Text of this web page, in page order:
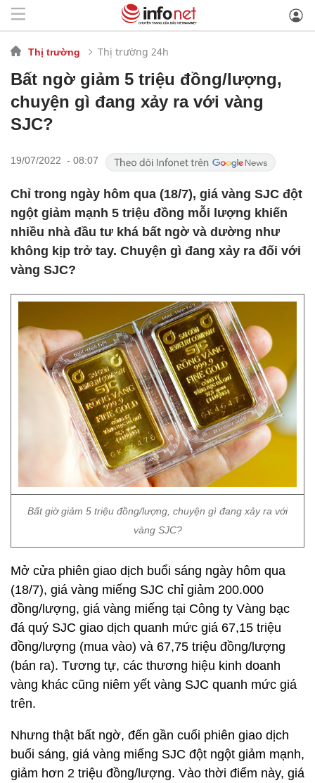
Thị trường Thị trường 24h
Bất ngờ giảm 5 triệu đồng/lượng,
chuyện gì đang xảy ra với vàng
SJC?
19/07/2022 - 08:07
Chỉ trong ngày hôm qua (18/7), giá vàng SJC đột
ngột giảm mạnh 5 triệu đồng mỗi lượng khiến
nhiều nhà đầu tư khá bất ngờ và dường như
không kịp trở tay. Chuyện gì đang xảy ra đối với
vàng SJC?
Bất giờ giảm 5 triệu đồng/lượng, chuyện gì đang xảy ra với
vàng SJC?
Mở cửa phiên giao dịch buổi sáng ngày hôm qua
(18/7), giá vàng miếng SJC chỉ giảm 200.000
đồng/lượng, giá vàng miếng tại Công ty Vàng bạc
đá quý SJC giao dịch quanh mức giá 67,15 triệu
đồng/lượng (mua vào) và 67,75 triệu đồng/lượng
(bán ra). Tương tự, các thương hiệu kinh doanh
vàng khác cũng niêm yết vàng SJC quanh mức giá
trên.
Nhưng thật bất ngờ, đến gần cuối phiên giao dịch
buổi sáng, giá vàng miếng SJC đột ngột giảm mạnh,
giảm hơn 2 triệu đồng/lượng. Vào thời điểm này, giá